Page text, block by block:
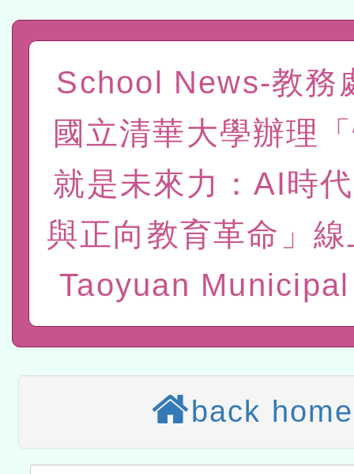
宜
轉知教育部國民及學前教
進學校輔導計畫師資專業
計畫
民族教育政策研討會「原
趨勢與發展」
轉知教育部國民及學前教
政府教育局辦理「115年
研習實施計畫－夢的N次
函轉國立臺灣師範大學辦
臺北學習中心115年度第2
轉知有關國立成功大學辦
共融平台-教案暨教學示範
章
教育部國民及學前教育署
COVID-19疫苗接種計畫
擴大為「滿6個月以上尚
措施，延長至115年9月28
轉知經濟部水利署委託財
研究院辦理「115年表揚
位及節水達人選拔活動」
115年8月22日(星期六)辦
市孔廟祈福系列活動—儒
航」
2026年桃園地景藝術節教
「2026桃園藝術巡演」活
轉知教育部國民及學前教
灣師範大學辦理「114至
函轉國家教育研究院中心
School News-教務
國立清華大學辦理
就是未來力：AI時
與正向教育革命」
Taoyuan
back home